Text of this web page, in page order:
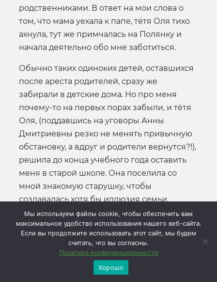
родственниками. В ответ на мои слова о
том, что мама уехала к папе, тётя Оля тихо
ахнула, тут же примчалась на Полянку и
начала деятельно обо мне заботиться.
Обычно таких одиноких детей, оставшихся
после ареста родителей, сразу же
забирали в детские дома. Но про меня
почему-то на первых порах забыли, и тётя
Оля, (поддавшись на уговоры Анны
Дмитриевны резко не менять привычную
обстановку, а вдруг и родители вернутся?!),
решила до конца учебного года оставить
меня в старой школе. Она поселила со
мной знакомую старушку, чтобы
создавалась хотя бы иллюзия семьи.
Почему-то эти зимние месяцы я помню
плохо. Жила словно во сне, всё время
прислушивалась к шагам на лестнице и,
затаив дыхание, ждала, что вдруг откроется
дверь и появятся мама или папа... Я
Мы используем файлы cookie, чтобы обеспечить вам
максимальное удобство использования нашего веб-сайта.
Если вы продолжите использовать этот сайт, мы будем
считать, что вы согласны.
Политика конфиденциальности
Хорошо